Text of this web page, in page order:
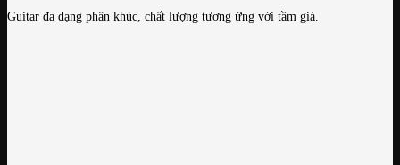
Guitar đa dạng phân khúc, chất lượng tương ứng với tầm giá.